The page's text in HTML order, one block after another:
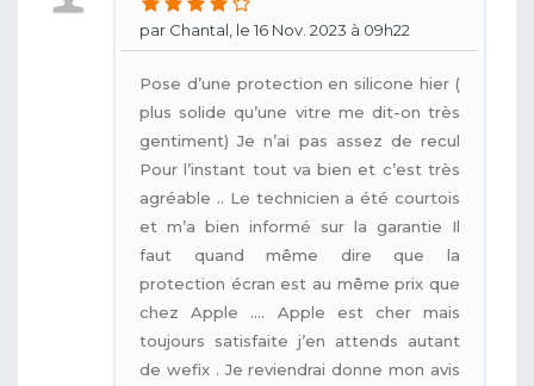
par Chantal, le 16 Nov. 2023 à 09h22
Pose d’une protection en silicone hier (
plus solide qu’une vitre me dit-on très
gentiment) Je n’ai pas assez de recul
Pour l’instant tout va bien et c’est très
agréable .. Le technicien a été courtois
et m’a bien informé sur la garantie Il
faut quand même dire que la
protection écran est au même prix que
chez Apple …. Apple est cher mais
toujours satisfaite j’en attends autant
de wefix . Je reviendrai donne mon avis